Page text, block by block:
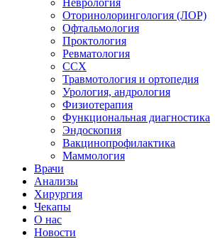
Неврология
Оторинолорингология (ЛОР)
Офтальмология
Проктология
Ревматология
ССХ
Травмотология и ортопедия
Урология, андрология
Физиотерапия
Функциональная диагностика
Эндоскопия
Вакцинопрофилактика
Маммология
Врачи
Анализы
Хирургия
Чекапы
О нас
Новости